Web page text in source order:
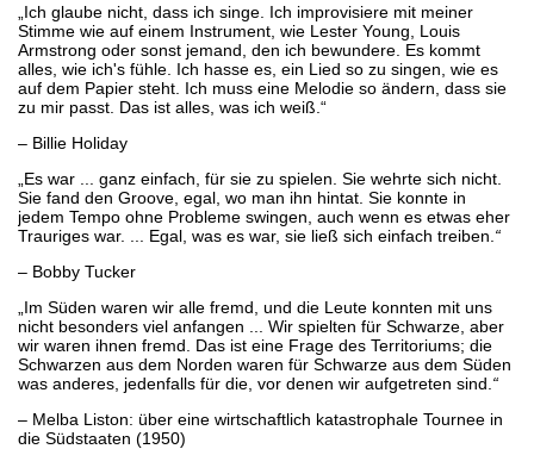
„Ich glaube nicht, dass ich singe. Ich improvisiere mit meiner
Stimme wie auf einem Instrument, wie Lester Young, Louis
Armstrong oder sonst jemand, den ich bewundere. Es kommt
alles, wie ich's fühle. Ich hasse es, ein Lied so zu singen, wie es
auf dem Papier steht. Ich muss eine Melodie so ändern, dass sie
zu mir passt. Das ist alles, was ich weiß.“
– Billie Holiday
„Es war ... ganz einfach, für sie zu spielen. Sie wehrte sich nicht.
Sie fand den Groove, egal, wo man ihn hintat. Sie konnte in
jedem Tempo ohne Probleme swingen, auch wenn es etwas eher
Trauriges war. ... Egal, was es war, sie ließ sich einfach treiben. “
– Bobby Tucker
„Im Süden waren wir alle fremd, und die Leute konnten mit uns
nicht besonders viel anfangen ... Wir spielten für Schwarze, aber
wir waren ihnen fremd. Das ist eine Frage des Territoriums; die
Schwarzen aus dem Norden waren für Schwarze aus dem Süden
was anderes, jedenfalls für die, vor denen wir aufgetreten sind. “
– Melba Liston: über eine wirtschaftlich katastrophale Tournee in
die Südstaaten (1950)